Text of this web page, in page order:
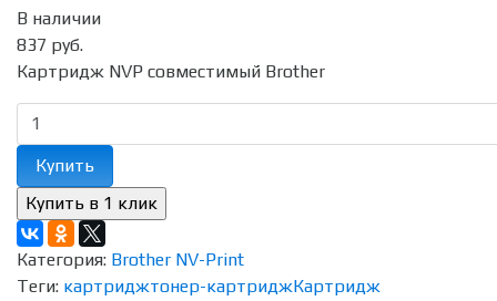
В наличии
837 руб.
Картридж NVP совместимый Brother
Купить
Категория: Brother NV-Print
Теги: картриджтонер-картриджКартридж